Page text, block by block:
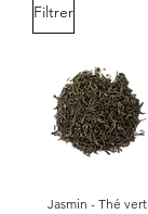
Filtrer
Jasmin - Thé vert